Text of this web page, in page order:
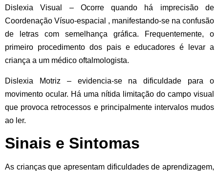
Dislexia Visual – Ocorre quando há imprecisão de
Coordenação Vísuo-espacial , manifestando-se na confusão
de letras com semelhança gráfica. Frequentemente, o
primeiro procedimento dos pais e educadores é levar a
criança a um médico oftalmologista.
Dislexia Motriz – evidencia-se na dificuldade para o
movimento ocular. Há uma nítida limitação do campo visual
que provoca retrocessos e principalmente intervalos mudos
ao ler.
Sinais e Sintomas
As crianças que apresentam dificuldades de aprendizagem,